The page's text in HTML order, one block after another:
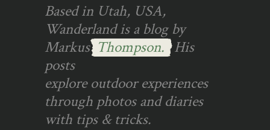
Based in Utah, USA,
Wanderland is a blog by
Markus Thompson. His
posts
explore outdoor experiences
through photos and diaries
with tips & tricks.